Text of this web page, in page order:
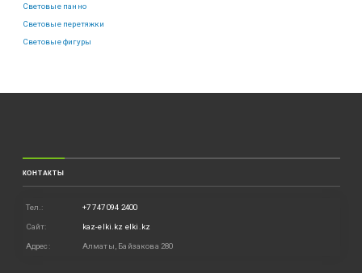
Световые панно
Световые перетяжки
Световые фигуры
КОНТАКТЫ
Тел.: +7 747 094 2400
Сайт: kaz-elki.kz elki.kz
Адрес: Алматы, Байзакова 280